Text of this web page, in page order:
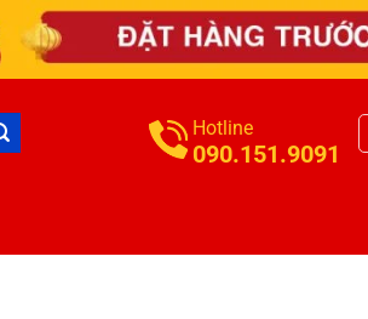
Hotline
090.151.9091